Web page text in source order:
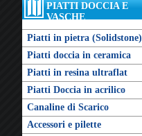
PIATTI DOCCIA E
VASCHE
Piatti in pietra (Solidstone)
Piatti doccia in ceramica
Piatti in resina ultraflat
Piatti Doccia in acrilico
Canaline di Scarico
Accessori e pilette